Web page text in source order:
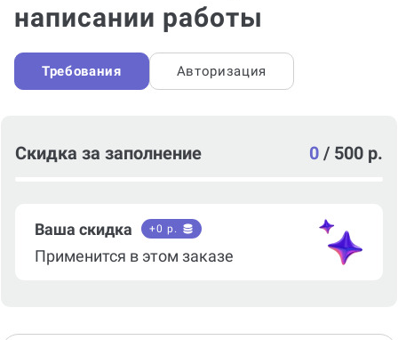
написании работы
Требования Авторизация
Скидка за заполнение 0 / 500 р.
Ваша скидка +0 р.
Применится в этом заказе